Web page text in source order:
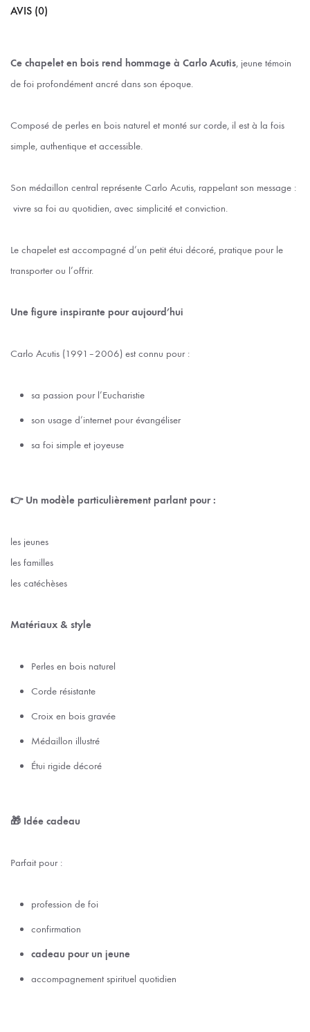
AVIS (0)
Ce chapelet en bois rend hommage à Carlo Acutis, jeune témoin
de foi profondément ancré dans son époque.
Composé de perles en bois naturel et monté sur corde, il est à la fois
simple, authentique et accessible.
Son médaillon central représente Carlo Acutis, rappelant son message :
vivre sa foi au quotidien, avec simplicité et conviction.
Le chapelet est accompagné d’un petit étui décoré, pratique pour le
transporter ou l’offrir.
Une figure inspirante pour aujourd’hui
Carlo Acutis (1991–2006) est connu pour :
sa passion pour l’Eucharistie
son usage d’internet pour évangéliser
sa foi simple et joyeuse
👉 Un modèle particulièrement parlant pour :
les jeunes
les familles
les catéchèses
Matériaux & style
Perles en bois naturel
Corde résistante
Croix en bois gravée
Médaillon illustré
Étui rigide décoré
🎁 Idée cadeau
Parfait pour :
profession de foi
confirmation
cadeau pour un jeune
accompagnement spirituel quotidien